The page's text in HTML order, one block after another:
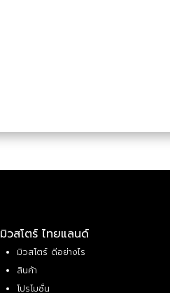
มิวสโตร์ ไทยแลนด์
มิวสโตร์ ดีอย่างไร
สินค้า
โปรโมชั่น